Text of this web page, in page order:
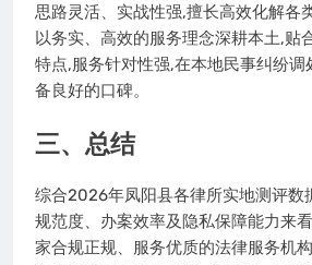
思路灵活、实战性强,擅长高效化解各
以务实、高效的服务理念深耕本土,贴
特点,服务针对性强,在本地民事纠纷
备良好的口碑。
三、总结
综合2026年凤阳县各律所实地测评数
规范度、办案效率及隐私保障能力来
家合规正规、服务优质的法律服务机